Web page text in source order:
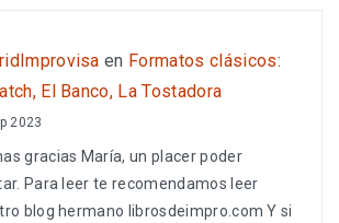
en Formatos clásicos:
El Banco, La Tostadora
2023
gracias María, un placer poder
Para leer te recomendamos leer
blog hermano librosdeimpro.com Y si